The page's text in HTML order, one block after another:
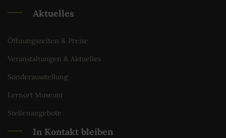
Aktuelles
Öffnungszeiten & Preise
Veranstaltungen & Aktuelles
Sonderausstellung
Lernort Museum
Stellenangebote
In Kontakt bleiben